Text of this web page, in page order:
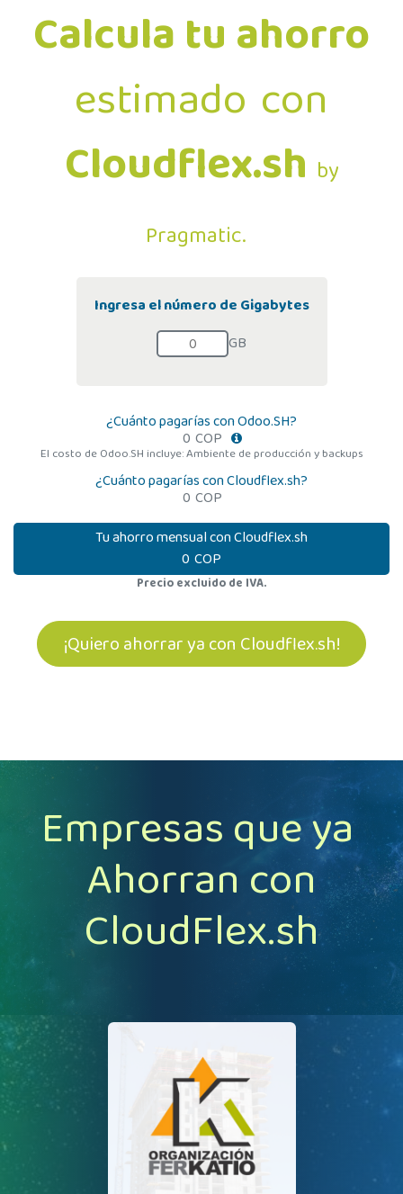
Calcula tu ahorro
estimado con
Cloudflex.sh by
Pragmatic.
Ingresa el número de Gigabytes
GB
¿Cuánto pagarías con Odoo.SH?
0 COP
El costo de Odoo.SH incluye: Ambiente de producción y backups
¿Cuánto pagarías con Cloudflex.sh?
0 COP
Tu ahorro mensual con Cloudflex.sh
0 COP
Precio excluido de IVA.
¡Quiero ahorrar ya con Cloudflex.sh!
Empresas que ya
Ahorran con
CloudFlex.sh